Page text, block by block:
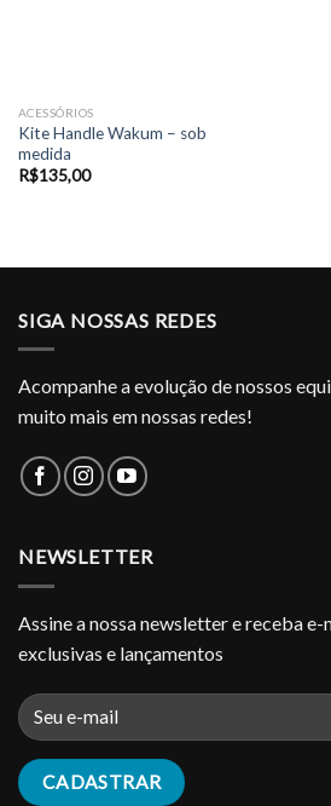
ACESSÓRIOS
Kite Handle Wakum – sob
medida
R$135,00
SIGA NOSSAS REDES
Acompanhe a evolução de nossos
muito mais em nossas redes!
NEWSLETTER
Assine a nossa newsletter e receba
exclusivas e lançamentos